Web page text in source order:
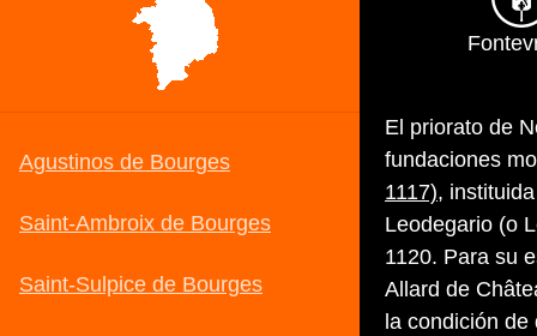
El priorato de
fundaciones
1117),
Leodegario (o
1120. Para su
Allard de
la condición